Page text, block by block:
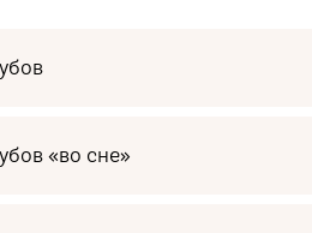
«во сне»